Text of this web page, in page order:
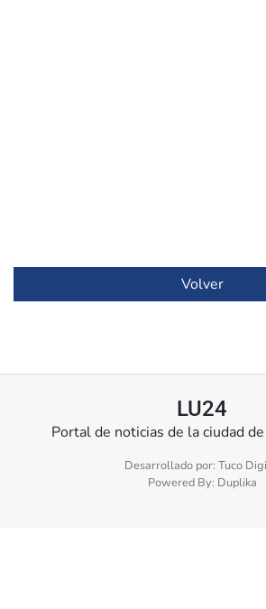
Volver
LU24
Portal de noticias de la ciudad
Desarrollado por: Tuco
Powered By: Duplika